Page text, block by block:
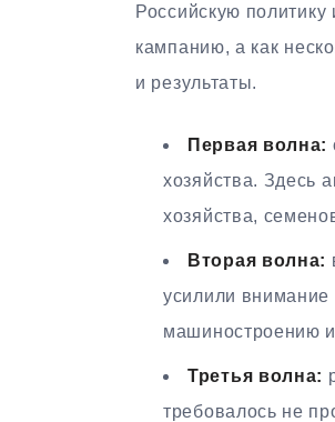
Российскую
кампанию, а как
и результаты.
Первая волна:
хозяйства. Здесь
хозяйства,
Вторая волна:
усилили
машиностроению
Третья волна:
требовалось не